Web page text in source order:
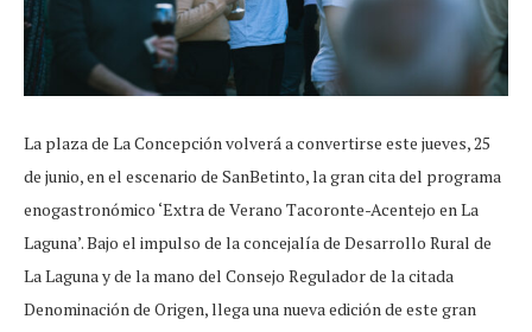
La plaza de La Concepción volverá a convertirse este jueves, 25
de junio, en el escenario de SanBetinto, la gran cita del programa
enogastronómico ‘Extra de Verano Tacoronte-Acentejo en La
Laguna’. Bajo el impulso de la concejalía de Desarrollo Rural de
La Laguna y de la mano del Consejo Regulador de la citada
Denominación de Origen, llega una nueva edición de este gran